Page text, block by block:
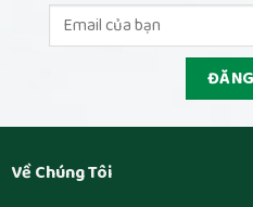
Về Chúng Tôi